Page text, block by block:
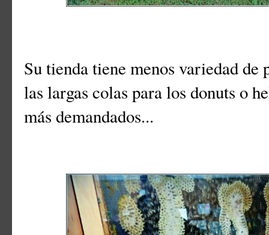
Su tienda tiene menos variedad
las largas colas para los donuts o
más demandados...